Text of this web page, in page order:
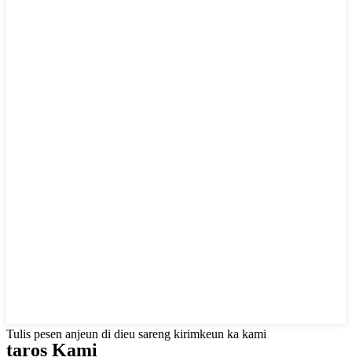
Tulis pesen anjeun di dieu sareng kirimkeun ka kami
taros Kami